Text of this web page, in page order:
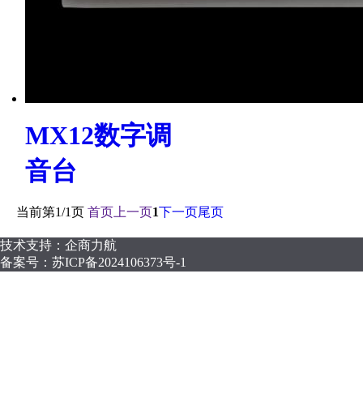
MX12数字调
音台
当前第1/1页 首页 上一页1下一页尾页
技术支持：企商力航
备案号： 苏ICP备2024106373号-1